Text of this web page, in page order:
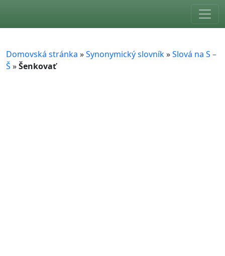
Domovská stránka »Synonymický slovník»Slová na S –
Š »Šenkovať